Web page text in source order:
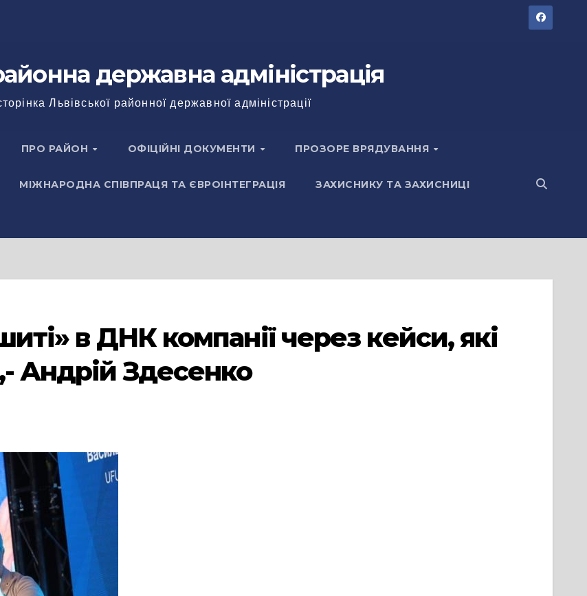
державна адміністрація
Львівської районної державної адміністрації
ПРО РАЙОН ОФІЦІЙНІ ДОКУМЕНТИ ПРОЗОРЕ ВРЯДУВАННЯ
МІЖНАРОДНА СПІВПРАЦЯ ТА ЄВРОІНТЕГРАЦІЯ ЗАХИСНИКУ ТА ЗАХИСНИЦІ
в ДНК компанії через кейси, які
Андрій Здесенко